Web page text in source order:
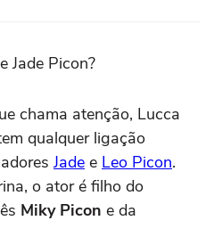
Jade Picon?
chama atenção, Lucca
qualquer ligação
Jade e Leo Picon.
o ator é filho do
Miky Picon e da